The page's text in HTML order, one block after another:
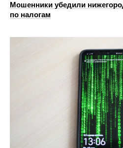
Мошенники убедили
по налогам